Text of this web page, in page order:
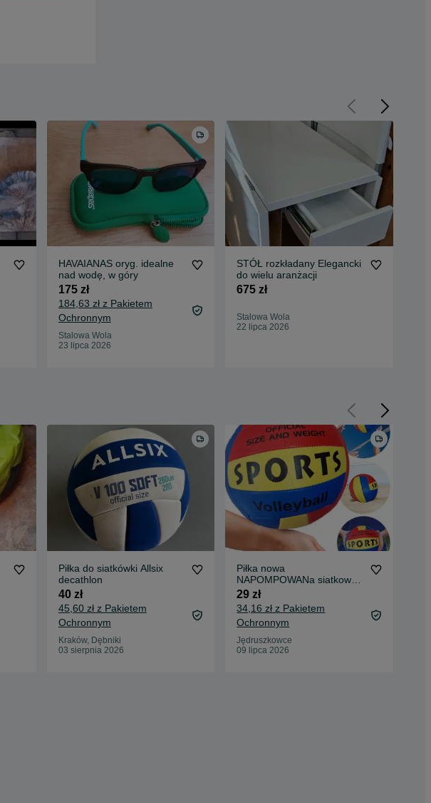
HAVAIANAS oryg. idealne
nad wodę, w góry
175 zł
184,63 zł z Pakietem
Ochronnym
Stalowa Wola
23 lipca 2026
STÓŁ rozkładany Elegancki
do wielu aranżacji
675 zł
Stalowa Wola
22 lipca 2026
Piłka do siatkówki Allsix
decathlon
40 zł
45,60 zł z Pakietem
Ochronnym
Kraków, Dębniki
03 sierpnia 2026
Piłka nowa
NAPOMPOWANa siatkowa
Szyta
29 zł
34,16 zł z Pakietem
Ochronnym
Jędruszkowce
09 lipca 2026